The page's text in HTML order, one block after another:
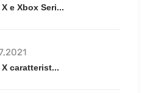
e Xbox Seri...
caratterist...